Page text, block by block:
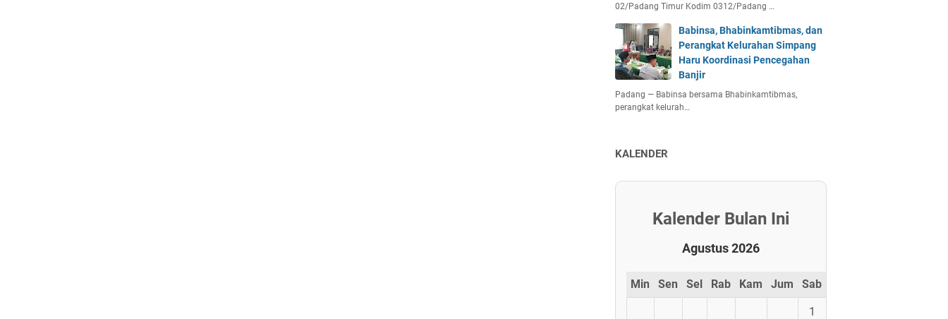
02/Padang Timur Kodim 0312/Padang …
Babinsa, Bhabinkamtibmas, dan
Perangkat Kelurahan Simpang
Haru Koordinasi Pencegahan
Banjir
Padang — Babinsa bersama Bhabinkamtibmas,
perangkat kelurah…
KALENDER
Kalender Bulan Ini
Agustus 2026
Min Sen Sel Rab Kam Jum Sab
1